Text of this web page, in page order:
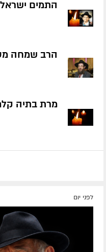
התמים
הרב שמחה
מרת בתיה
לפני יום